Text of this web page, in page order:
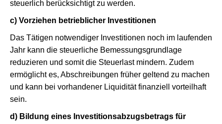
steuerlich berücksichtigt zu werden.
c) Vorziehen betrieblicher Investitionen
Das Tätigen notwendiger Investitionen noch im laufenden
Jahr kann die steuerliche Bemessungsgrundlage
reduzieren und somit die Steuerlast mindern. Zudem
ermöglicht es, Abschreibungen früher geltend zu machen
und kann bei vorhandener Liquidität finanziell vorteilhaft
sein.
d) Bildung eines Investitionsabzugsbetrags für